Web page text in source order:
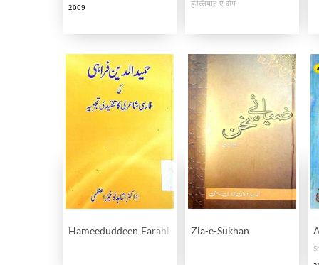
2009 कुल्लियात-ए-दोम
Hameeduddeen Farahi Ki Farsi Shayeri Ka Tanqeedi
Zia-e-Sukhan